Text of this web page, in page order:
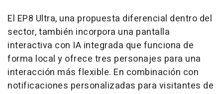
El EP8 Ultra, una propuesta diferencial dentro del
sector, también incorpora una pantalla
interactiva con IA integrada que funciona de
forma local y ofrece tres personajes para una
interacción más flexible. En combinación con
notificaciones personalizadas para visitantes de